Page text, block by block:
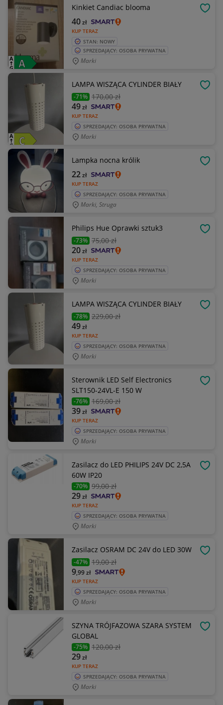
Kinkiet Candiac blooma
KUP TERAZ
40zł
STAN: NOWY
SPRZEDAJĄCY: OSOBA PRYWATNA
Marki
LAMPA WISZĄCA CYLINDER BIAŁY
-71% 170,00 zł
KUP TERAZ
49zł
SPRZEDAJĄCY: OSOBA PRYWATNA
Marki
Lampka nocna królik
KUP TERAZ
22zł
SPRZEDAJĄCY: OSOBA PRYWATNA
Marki, Struga
Philips Hue Oprawki sztuk3
-73% 75,00 zł
KUP TERAZ
20zł
SPRZEDAJĄCY: OSOBA PRYWATNA
Marki
LAMPA WISZĄCA CYLINDER BIAŁY
-78% 229,00 zł
KUP TERAZ
49zł
SPRZEDAJĄCY: OSOBA PRYWATNA
Marki
Sterownik LED Self Electronics
SLT150-24VL-E 150 W
-76% 169,00 zł
KUP TERAZ
39zł
SPRZEDAJĄCY: OSOBA PRYWATNA
Marki
Zasilacz do LED PHILIPS 24V DC 2,5A
60W IP20
-70% 99,00 zł
KUP TERAZ
29zł
SPRZEDAJĄCY: OSOBA PRYWATNA
Marki
Zasilacz OSRAM DC 24V do LED 30W
-47% 19,00 zł
KUP TERAZ
9,99zł
SPRZEDAJĄCY: OSOBA PRYWATNA
Marki
SZYNA TRÓJFAZOWA SZARA SYSTEM
GLOBAL
-75% 120,00 zł
KUP TERAZ
29zł
SPRZEDAJĄCY: OSOBA PRYWATNA
Marki